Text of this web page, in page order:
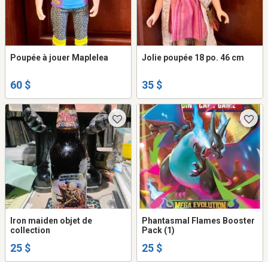
Poupée à jouer Maplelea
60 $
Jolie poupée 18 po. 46 cm
35 $
Iron maiden objet de
collection
25 $
Phantasmal Flames Booster
Pack (1)
25 $